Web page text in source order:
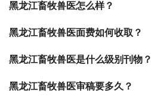
黑龙江畜牧兽医怎么样？
黑龙江畜牧兽医面费如何收取？
黑龙江畜牧兽医是什么级别刊物？
黑龙江畜牧兽医审稿要多久？